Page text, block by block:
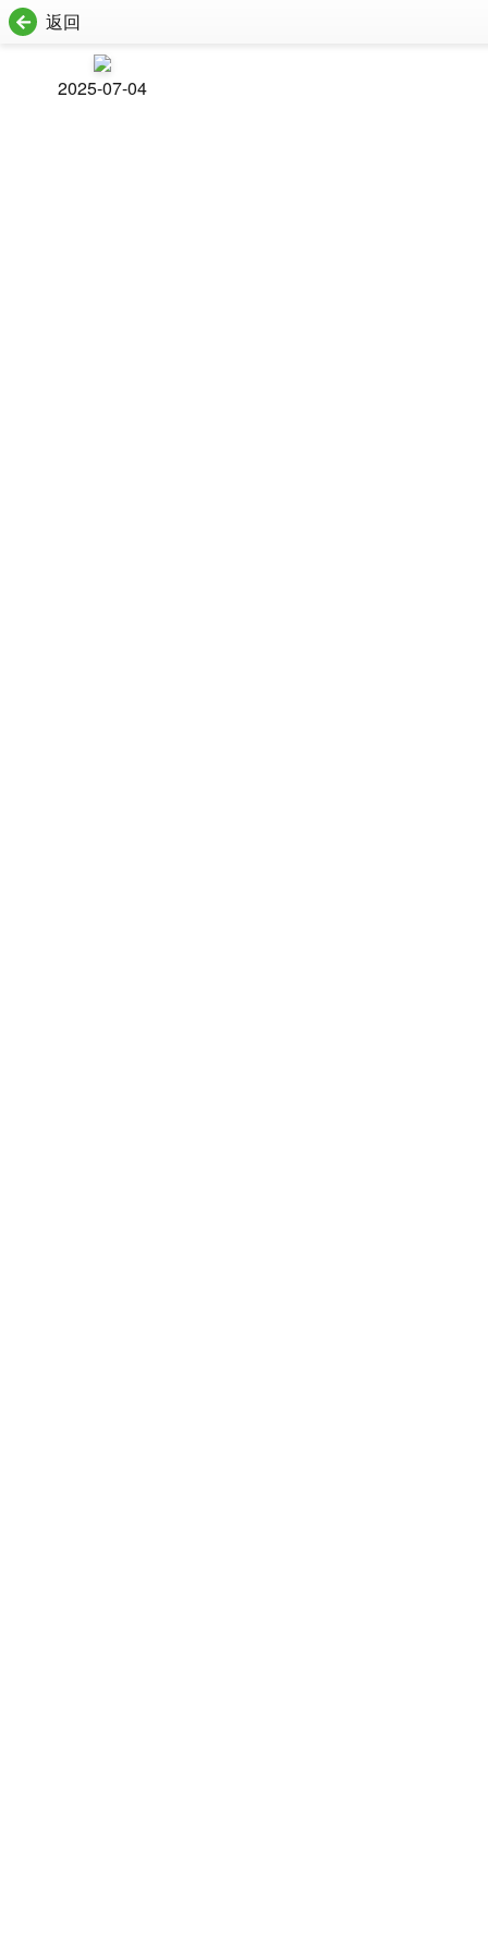
返回
2025-07-04